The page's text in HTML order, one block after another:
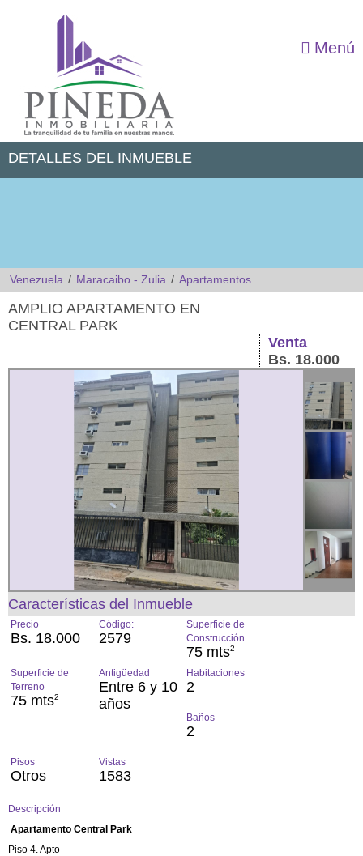
Menú
DETALLES DEL INMUEBLE
Venezuela / Maracaibo - Zulia / Apartamentos
AMPLIO APARTAMENTO EN
CENTRAL PARK
Venta
Bs. 18.000
Características del Inmueble
Precio
Bs. 18.000
Código:
2579
Superficie de
Construcción
75 mts2
Superficie de
Terreno
75 mts2
Antigüedad
Entre 6 y 10
años
Habitaciones
2
Baños
2
Pisos
Otros
Vistas
1583
Descripción
Apartamento Central Park
Piso 4. Apto